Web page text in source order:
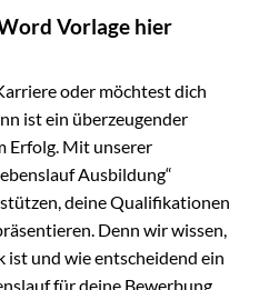
Vorlage hier
oder möchtest dich
ist ein überzeugender
Erfolg. Mit unserer
Ausbildung“
deine Qualifikationen
Denn wir wissen,
ist und wie entscheidend ein
für deine Bewerbung